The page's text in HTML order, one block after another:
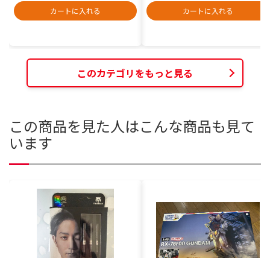
カートに入れる
カートに入れる
このカテゴリをもっと見る
この商品を見た人はこんな商品も見て
います